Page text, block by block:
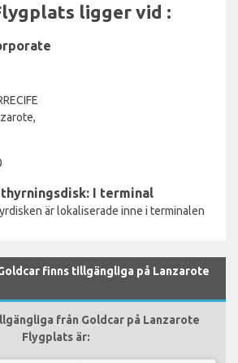
ligger vid :
I terminal
är lokaliserade inne i terminalen
finns tillgängliga på Lanzarote
från Goldcar på Lanzarote
Flygplats är: